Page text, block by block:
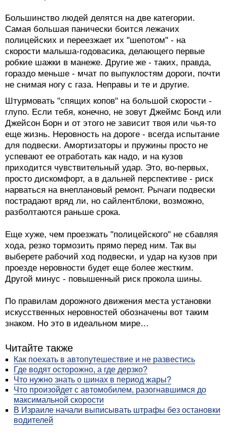
Большинство людей делятся на две категории.
Самая большая панически боится лежачих
полицейских и переезжает их "шепотом" - на
скорости малыша-годовасика, делающего первые
робкие шажки в манеже. Другие же - таких, правда,
гораздо меньше - мчат по выпуклостям дороги, почти
не снимая ногу с газа. Неправы и те и другие.
Штурмовать "спящих копов" на большой скорости -
глупо. Если тебя, конечно, не зовут Джеймс Бонд или
Джейсон Борн и от этого не зависит твоя или чья-то
еще жизнь. Неровность на дороге - всегда испытание
для подвески. Амортизаторы и пружины просто не
успевают ее отработать как надо, и на кузов
приходится чувствительный удар. Это, во-первых,
просто дискомфорт, а в дальней перспективе - риск
нарваться на внеплановый ремонт. Рычаги подвески
пострадают вряд ли, но сайлентблоки, возможно,
разболтаются раньше срока.
Еще хуже, чем проезжать "полицейского" не сбавляя
хода, резко тормозить прямо перед ним. Так вы
выберете рабочий ход подвески, и удар на кузов при
проезде неровности будет еще более жестким.
Другой минус - повышенный риск прокола шины.
По правилам дорожного движения места установки
искусственных неровностей обозначены вот таким
знаком. Но это в идеальном мире…
Читайте также
Как поехать в автопутешествие и не развестись
Где водят осторожно, а где дерзко?
Что нужно знать о шинах в период жары?
Что произойдет с автомобилем, разогнавшимся до
максимальной скорости
В Израиле начали выписывать штрафы без остановки
водителей